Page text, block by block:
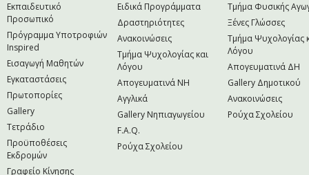
Εκπαιδευτικό
Προσωπικό
Πρόγραμμα Υποτροφιών
Inspired
Εισαγωγή Μαθητών
Εγκαταστάσεις
Πρωτοπορίες
Gallery
Τετράδιο
Προϋποθέσεις
Εκδρομών
Γραφείο Κίνησης
Ειδικά Προγράμματα
Δραστηριότητες
Ανακοινώσεις
Τμήμα Ψυχολογίας και
Λόγου
Απογευματινά NH
Αγγλικά
Gallery Νηπιαγωγείου
F.A.Q.
Ρούχα Σχολείου
Τμήμα Φυσικής
Ξένες Γλώσσες
Τμήμα Ψυχολογίας
Λόγου
Απογευματινά ΔΗ
Gallery Δημοτικού
Ανακοινώσεις
Ρούχα Σχολείου